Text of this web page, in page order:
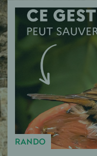
RANDO